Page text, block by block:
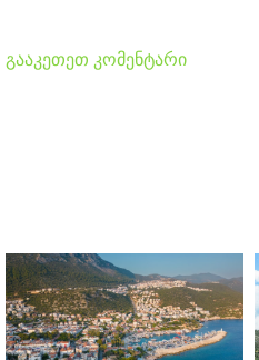
გააკეთეთ კომენტარი